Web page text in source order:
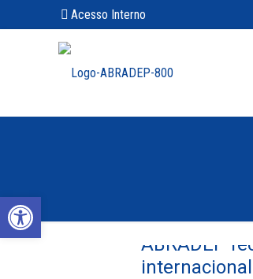
Acesso Interno
ABRADEP
Abrir a barra de ferramentas